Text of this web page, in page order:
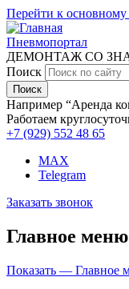
Перейти к
Пневмопортал
ДЕМОНТАЖ СО
Поиск
Например “Аренда
Работаем
+7 (929) 552 48 65
MAX
Telegram
Заказать звонок
Главное меню
Показать — Главное